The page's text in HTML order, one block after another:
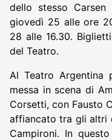
dello stesso Carsen
giovedì 25 alle ore
28 alle 16.30.
del Teatro.
Al Teatro Argentina
messa in scena di
Corsetti, con Fausto
affiancato tra gli altri
Campironi. In